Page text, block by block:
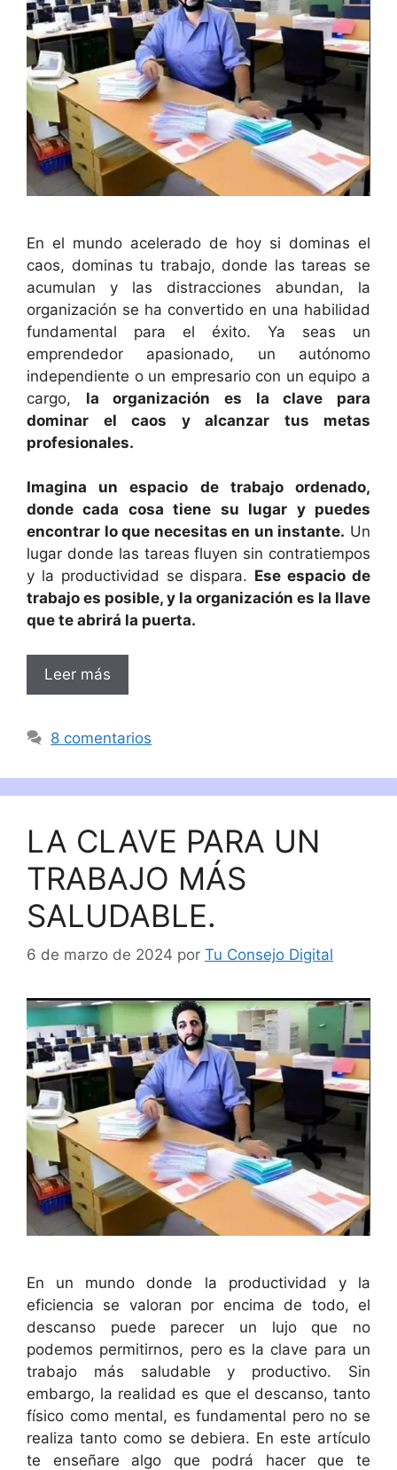
En el mundo acelerado de hoy si dominas el
caos, dominas tu trabajo, donde las tareas se
acumulan y las distracciones abundan, la
organización se ha convertido en una habilidad
fundamental para el éxito. Ya seas un
emprendedor apasionado, un autónomo
independiente o un empresario con un equipo a
cargo, la organización es la clave para
dominar el caos y alcanzar tus metas
profesionales.
Imagina un espacio de trabajo ordenado,
donde cada cosa tiene su lugar y puedes
encontrar lo que necesitas en un instante. Un
lugar donde las tareas fluyen sin contratiempos
y la productividad se dispara. Ese espacio de
trabajo es posible, y la organización es la llave
que te abrirá la puerta.
Leer más
8 comentarios
LA CLAVE PARA UN
TRABAJO MÁS
SALUDABLE.
6 de marzo de 2024 por Tu Consejo Digital
En un mundo donde la productividad y la
eficiencia se valoran por encima de todo, el
descanso puede parecer un lujo que no
podemos permitirnos, pero es la clave para un
trabajo más saludable y productivo. Sin
embargo, la realidad es que el descanso, tanto
físico como mental, es fundamental pero no se
realiza tanto como se debiera. En este artículo
te enseñare algo que podrá hacer que te